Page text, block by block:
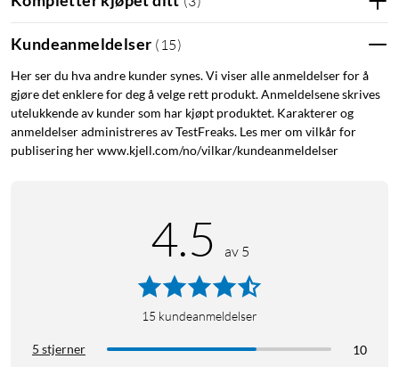
Kundeanmeldelser ( 15)
Her ser du hva andre kunder synes. Vi viser alle anmeldelser for å
gjøre det enklere for deg å velge rett produkt. Anmeldelsene skrives
utelukkende av kunder som har kjøpt produktet. Karakterer og
anmeldelser administreres av TestFreaks. Les mer om vilkår for
publisering her www.kjell.com/no/vilkar/kundeanmeldelser
4.5 av 5
15 kundeanmeldelser
5 stjerner
10